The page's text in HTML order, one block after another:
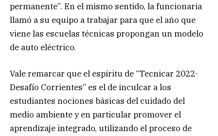
permanente”. En el mismo sentido, la funcionaria
llamó a su equipo a trabajar para que el año que
viene las escuelas técnicas propongan un modelo
de auto eléctrico.
Vale remarcar que el espíritu de “Tecnicar 2022-
Desafío Corrientes” es el de inculcar a los
estudiantes nociones básicas del cuidado del
medio ambiente y en particular promover el
aprendizaje integrado, utilizando el proceso de